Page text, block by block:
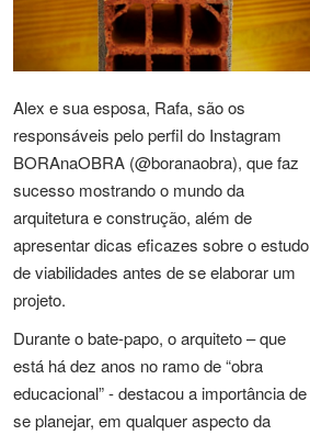
Alex e sua esposa, Rafa, são os
responsáveis pelo perfil do Instagram
BORAnaOBRA (@boranaobra), que faz
sucesso mostrando o mundo da
arquitetura e construção, além de
apresentar dicas eficazes sobre o estudo
de viabilidades antes de se elaborar um
projeto.
Durante o bate-papo, o arquiteto – que
está há dez anos no ramo de “obra
educacional” - destacou a importância de
se planejar, em qualquer aspecto da